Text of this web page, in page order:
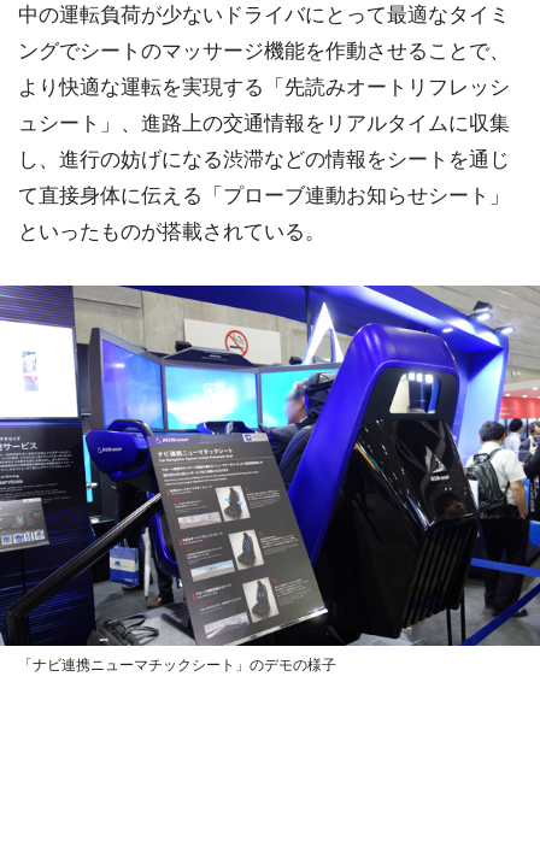
中の運転負荷が少ないドライバにとって最適なタイミ
ングでシートのマッサージ機能を作動させることで、
より快適な運転を実現する「先読みオートリフレッシ
ュシート」、進路上の交通情報をリアルタイムに収集
し、進行の妨げになる渋滞などの情報をシートを通じ
て直接身体に伝える「プローブ連動お知らせシート」
といったものが搭載されている。
「ナビ連携ニューマチックシート」のデモの様子